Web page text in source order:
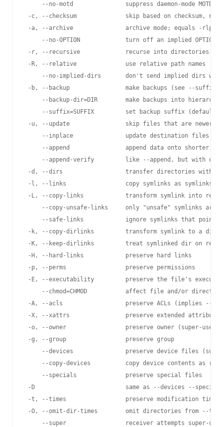
--no-motd               suppress daemon-mode MOTD
-c, --checksum              skip based on checksum, not
-a, --archive               archive mode; equals -
--no-OPTION             turn off an implied OPTION
-r, --recursive             recurse into directories
-R, --relative              use relative path names
--no-implied-dirs       don't send implied dirs
-b, --backup                make backups (see --suffix
--backup-dir=DIR        make backups into hierarchy
--suffix=SUFFIX         set backup suffix (default
-u, --update                skip files that are newer on
--inplace               update destination files
--append                append data onto shorter
--append-verify         like --append, but with old
-d, --dirs                  transfer directories without
-l, --links                 copy symlinks as symlinks
-L, --copy-links            transform symlink into
--copy-unsafe-links     only "unsafe" symlinks are
--safe-links            ignore symlinks that point
-k, --copy-dirlinks         transform symlink to a dir
-K, --keep-dirlinks         treat symlinked dir on
-H, --hard-links            preserve hard links
-p, --perms                 preserve permissions
-E, --executability         preserve the file's
--chmod=CHMOD           affect file and/or
-A, --acls                  preserve ACLs (implies --
-X, --xattrs                preserve extended attributes
-o, --owner                 preserve owner (super-user
-g, --group                 preserve group
--devices               preserve device files
--copy-devices          copy device contents as
     --specials              preserve special files
-D                          same as --devices --specials
-t, --times                 preserve modification times
-O, --omit-dir-times        omit directories from --
--super                 receiver attempts super-